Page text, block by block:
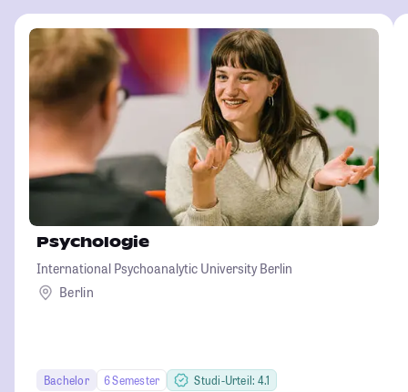
Psychologie
International Psychoanalytic University Berlin
Berlin
Bachelor 6 Semester
Studi-Urteil: 4.1